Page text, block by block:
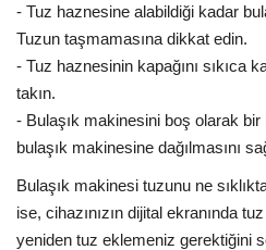
- Tuz haznesine alabildiği kadar
Tuzun taşmamasına dikkat edin.
- Tuz haznesinin kapağını sıkıca
takın.
- Bulaşık makinesini boş olarak bir
bulaşık makinesine dağılmasını
Bulaşık makinesi tuzunu ne
ise, cihazınızın dijital ekranında tuz
yeniden tuz eklemeniz gerektiğini